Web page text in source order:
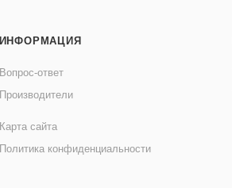
ИНФОРМАЦИЯ
Вопрос-ответ
Производители
Карта сайта
Политика конфиденциальности